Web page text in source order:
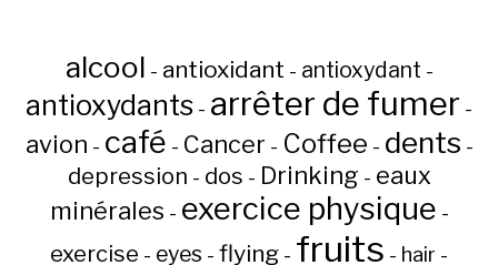
alcool - antioxidant - antioxydant -
antioxydants - arrêter de fumer -
avion - café - Cancer - Coffee - dents -
depression - dos - Drinking - eaux
minérales - exercice physique -
exercise - eyes - flying - fruits - hair -